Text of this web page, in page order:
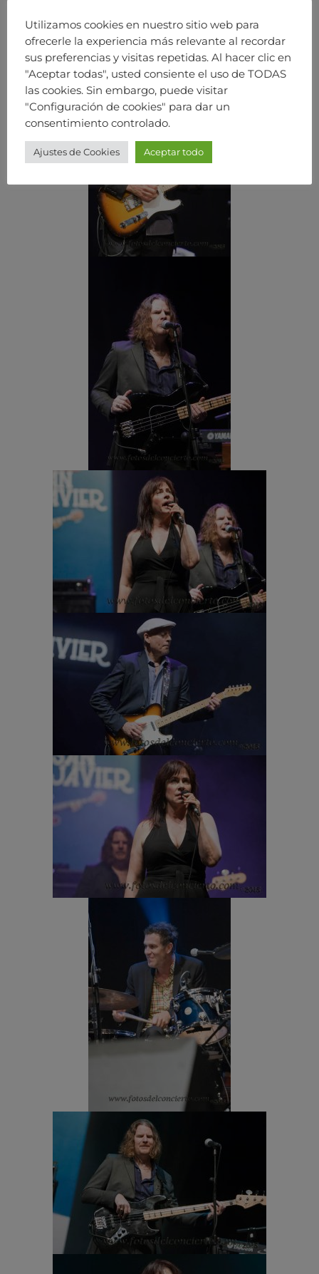
Utilizamos cookies en nuestro sitio web para
ofrecerle la experiencia más relevante al recordar
sus preferencias y visitas repetidas. Al hacer clic en
"Aceptar todas", usted consiente el uso de TODAS
las cookies. Sin embargo, puede visitar
"Configuración de cookies" para dar un
consentimiento controlado.
Ajustes de Cookies Aceptar todo